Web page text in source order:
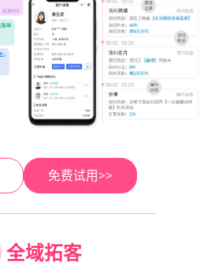
免费试用>>
全域拓客